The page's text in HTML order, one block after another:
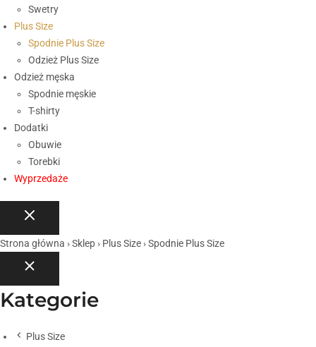
Swetry
Plus Size
Spodnie Plus Size
Odzież Plus Size
Odzież męska
Spodnie męskie
T-shirty
Dodatki
Obuwie
Torebki
Wyprzedaże
Strona główna ›Sklep › Plus Size ›Spodnie Plus Size
Kategorie
Plus Size